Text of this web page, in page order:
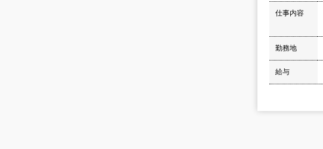
仕事内容
勤務地
給与